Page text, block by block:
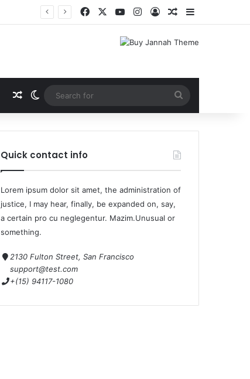
Quick contact info
Lorem ipsum dolor sit amet, the administration of
justice, I may hear, finally, be expanded on, say,
a certain pro cu neglegentur. Mazim.Unusual or
something.
2130 Fulton Street, San Francisco
support@test.com
+(15) 94117-1080